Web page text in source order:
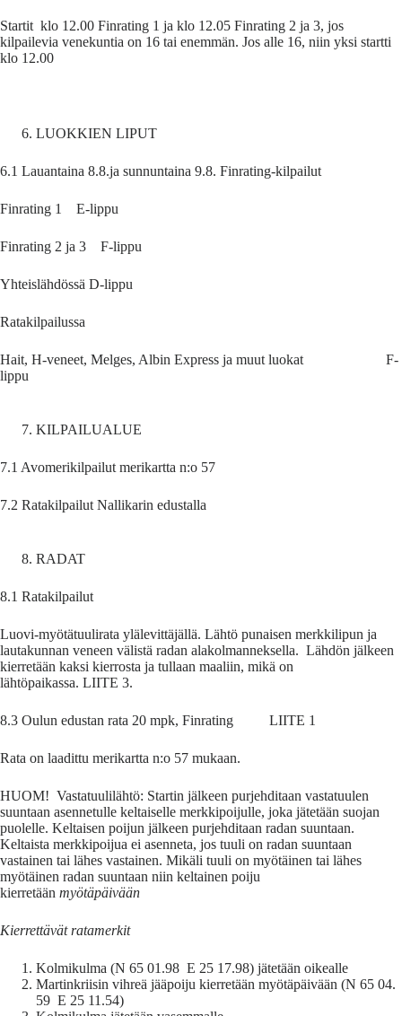
Startit klo 12.00 Finrating 1 ja klo 12.05 Finrating 2 ja 3, jos
kilpailevia venekuntia on 16 tai enemmän. Jos alle 16, niin yksi startti
klo 12.00
LUOKKIEN LIPUT
6.1 Lauantaina 8.8.ja sunnuntaina 9.8. Finrating-kilpailut
Finrating 1 E-lippu
Finrating 2 ja 3 F-lippu
Yhteislähdössä D-lippu
Ratakilpailussa
Hait, H-veneet, Melges, Albin Express ja muut luokat F-
lippu
KILPAILUALUE
7.1 Avomerikilpailut merikartta n:o 57
7.2 Ratakilpailut Nallikarin edustalla
RADAT
8.1 Ratakilpailut
Luovi-myötätuulirata ylälevittäjällä. Lähtö punaisen merkkilipun ja
lautakunnan veneen välistä radan alakolmanneksella. Lähdön jälkeen
kierretään kaksi kierrosta ja tullaan maaliin, mikä on
lähtöpaikassa. LIITE 3.
8.3 Oulun edustan rata 20 mpk, Finrating LIITE 1
Rata on laadittu merikartta n:o 57 mukaan.
HUOM! Vastatuulilähtö: Startin jälkeen purjehditaan vastatuulen
suuntaan asennetulle keltaiselle merkkipoijulle, joka jätetään suojan
puolelle. Keltaisen poijun jälkeen purjehditaan radan suuntaan.
Keltaista merkkipoijua ei asenneta, jos tuuli on radan suuntaan
vastainen tai lähes vastainen. Mikäli tuuli on myötäinen tai lähes
myötäinen radan suuntaan niin keltainen poiju
kierretään myötäpäivään
Kierrettävät ratamerkit
Kolmikulma (N 65 01.98 E 25 17.98) jätetään oikealle
Martinkriisin vihreä jääpoiju kierretään myötäpäivään (N 65 04.
59 E 25 11.54)